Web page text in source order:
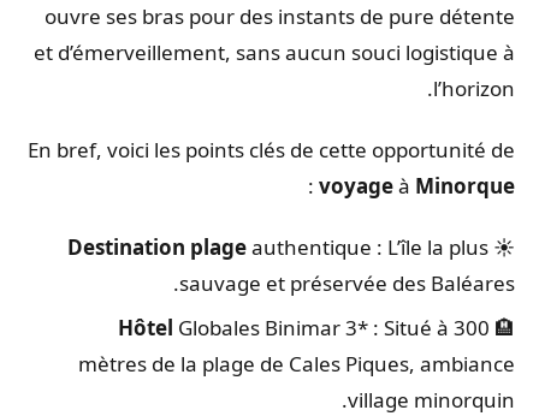
ouvre ses bras pour des instants de pure détente
et d’émerveillement, sans aucun souci logistique à
l’horizon.
En bref, voici les points clés de cette opportunité de
voyageàMinorque
:
☀️
Destination plageauthentique : L’île la plus
sauvage et préservée des Baléares.
🏨
Hôtel Globales Binimar 3* : Situé à 300
mètres de la plage de Cales Piques, ambiance
village minorquin.